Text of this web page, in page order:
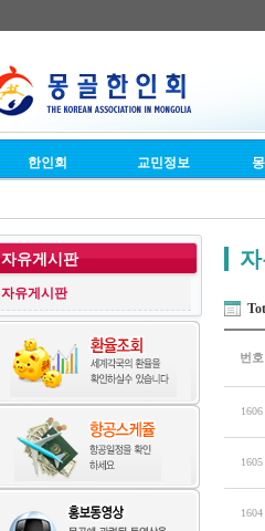
한인회 교민정보
자유게시판
자유게시판
번호
1606
1605
1604